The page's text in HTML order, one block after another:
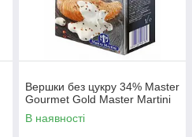
Вершки без цукру 34% Master
Gourmet Gold Master Martini
В наявності